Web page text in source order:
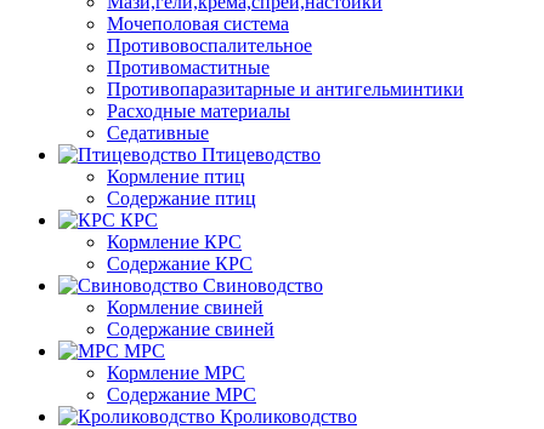
Мочеполовая система
Противовоспалительное
Противомаститные
Противопаразитарные и антигельминтики
Расходные материалы
Седативные
Птицеводство
Кормление птиц
Содержание птиц
КРС
Кормление КРС
Содержание КРС
Свиноводство
Кормление свиней
Содержание свиней
МРС
Кормление МРС
Содержание МРС
Кролиководство